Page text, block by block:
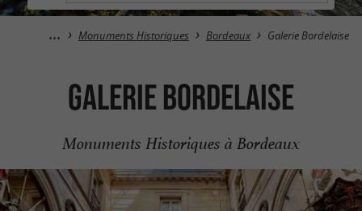
Monuments Historiques Bordeaux Galerie Bordelaise
Galerie Bordelaise
Monuments Historiques à Bordeaux